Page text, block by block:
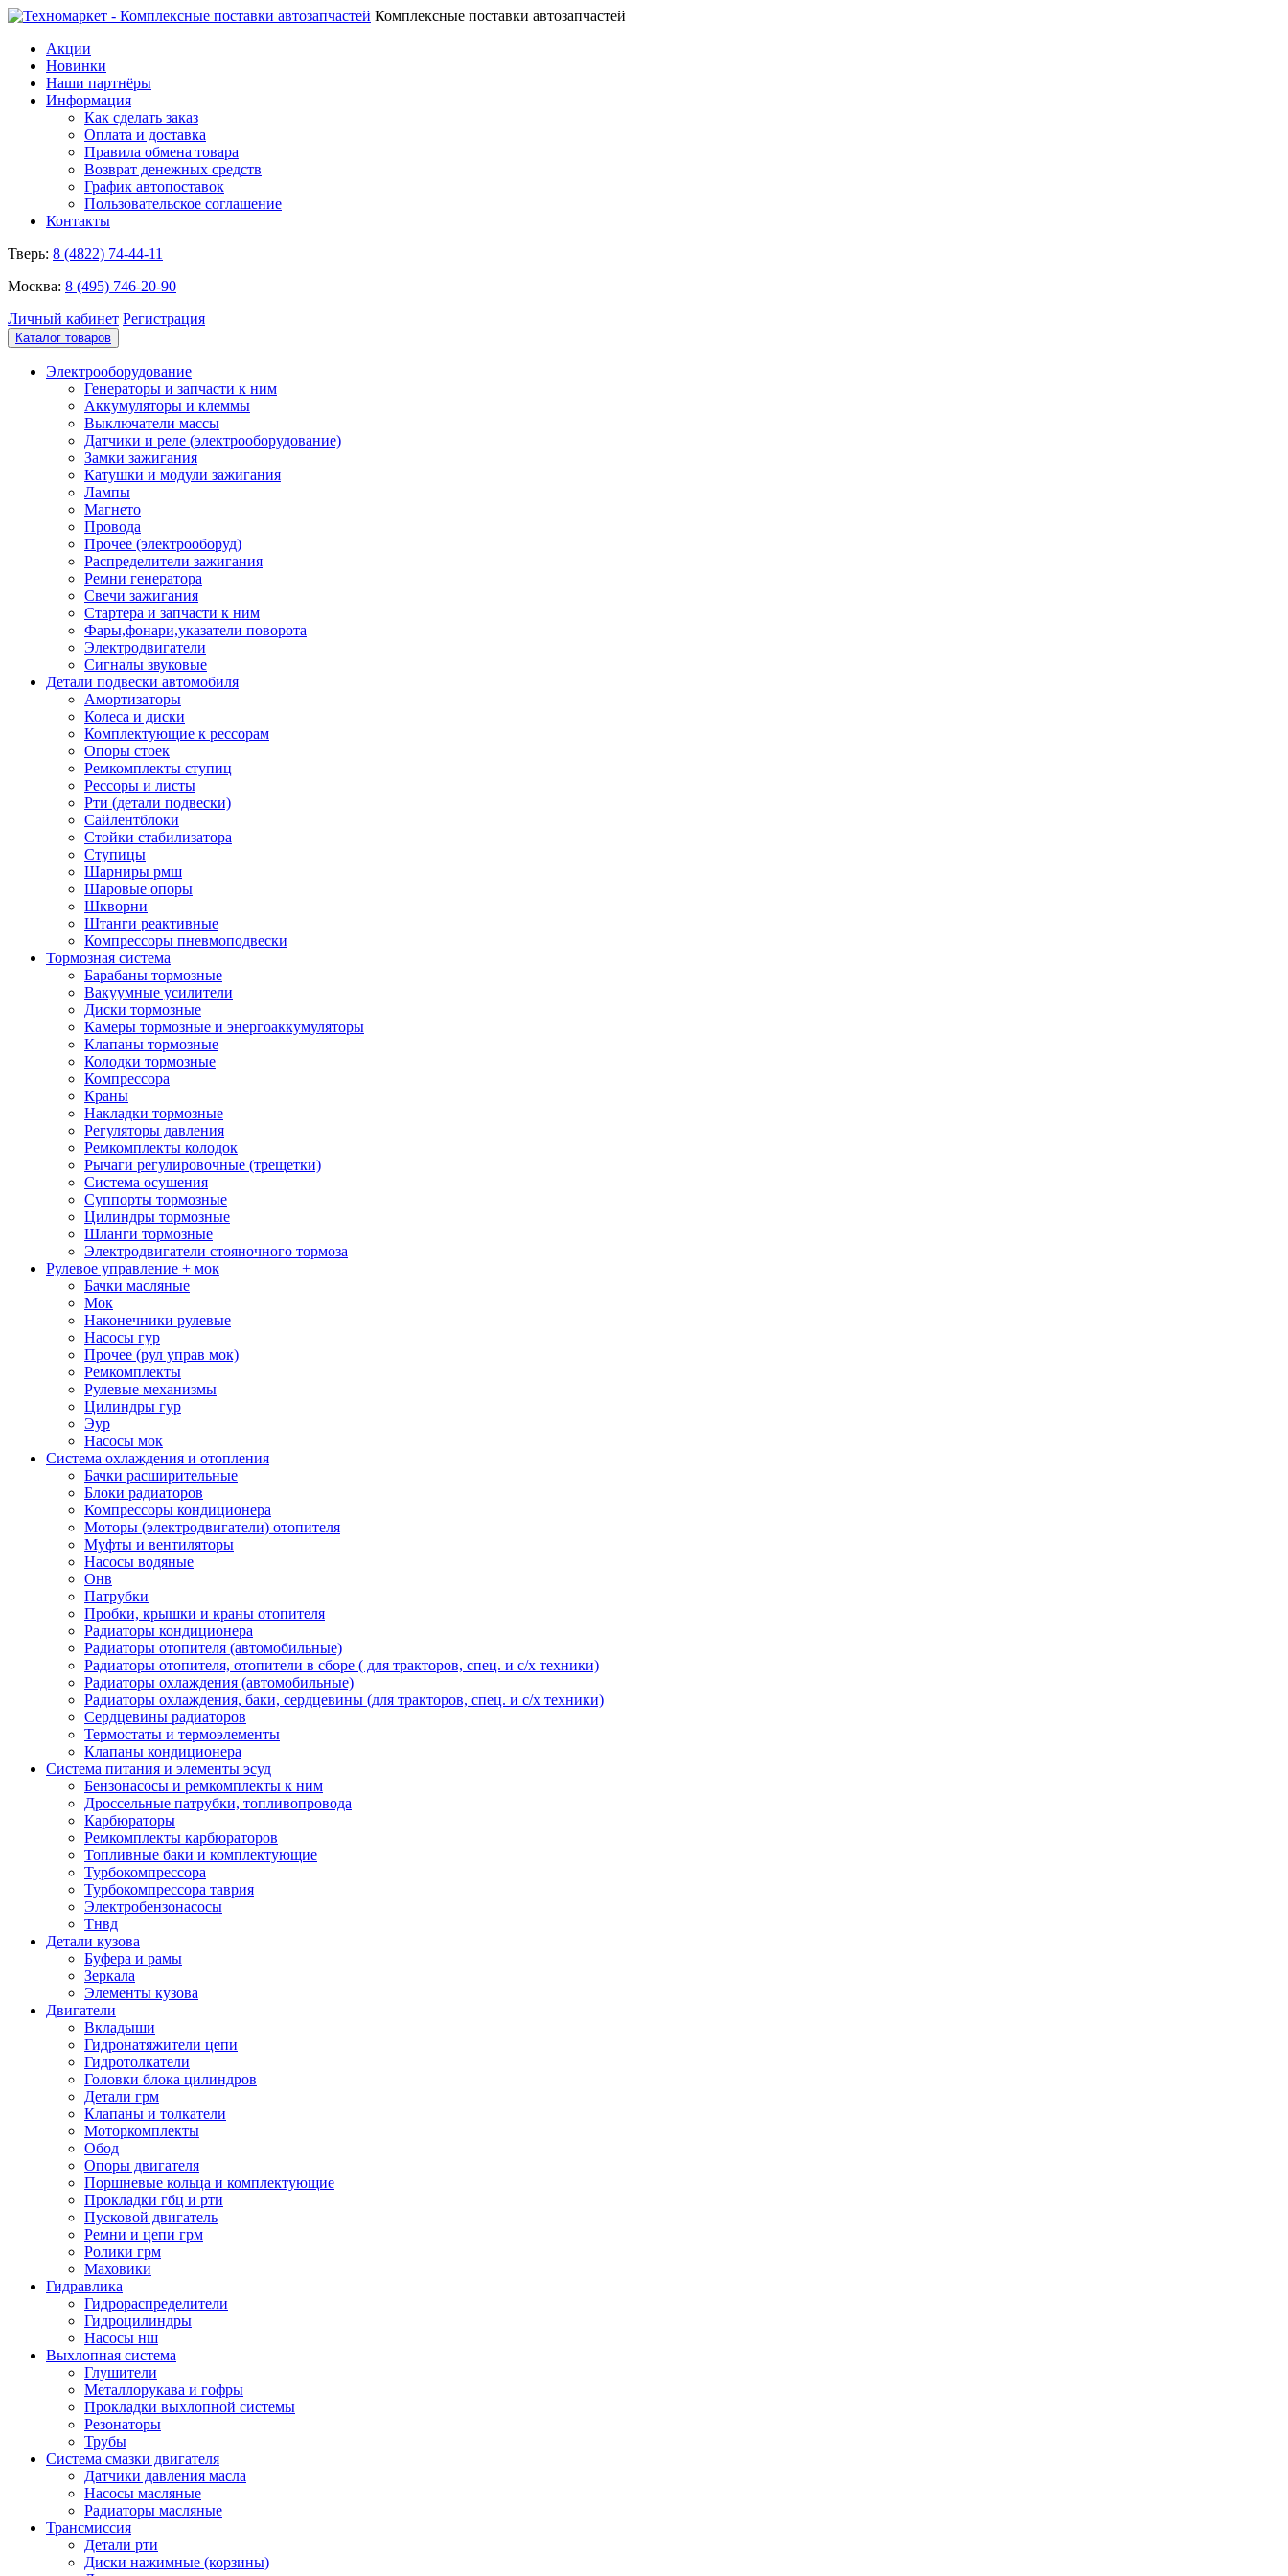
Комплексные поставки автозапчастей
Акции
Новинки
Наши партнёры
Информация
Как сделать заказ
Оплата и доставка
Правила обмена товара
Возврат денежных средств
График автопоставок
Пользовательское соглашение
Контакты
Тверь: 8 (4822) 74-44-11
Москва: 8 (495) 746-20-90
Личный кабинет Регистрация
Каталог товаров
Электрооборудование
Генераторы и запчасти к ним
Аккумуляторы и клеммы
Выключатели массы
Датчики и реле (электрооборудование)
Замки зажигания
Катушки и модули зажигания
Лампы
Магнето
Провода
Прочее (электрооборуд)
Распределители зажигания
Ремни генератора
Свечи зажигания
Стартера и запчасти к ним
Фары,фонари,указатели поворота
Электродвигатели
Сигналы звуковые
Детали подвески автомобиля
Амортизаторы
Колеса и диски
Комплектующие к рессорам
Опоры стоек
Ремкомплекты ступиц
Рессоры и листы
Рти (детали подвески)
Сайлентблоки
Стойки стабилизатора
Ступицы
Шарниры рмш
Шаровые опоры
Шкворни
Штанги реактивные
Компрессоры пневмоподвески
Тормозная система
Барабаны тормозные
Вакуумные усилители
Диски тормозные
Камеры тормозные и энергоаккумуляторы
Клапаны тормозные
Колодки тормозные
Компрессора
Краны
Накладки тормозные
Регуляторы давления
Ремкомплекты колодок
Рычаги регулировочные (трещетки)
Система осушения
Суппорты тормозные
Цилиндры тормозные
Шланги тормозные
Электродвигатели стояночного тормоза
Рулевое управление + мок
Бачки масляные
Мок
Наконечники рулевые
Насосы гур
Прочее (рул управ мок)
Ремкомплекты
Рулевые механизмы
Цилиндры гур
Эур
Насосы мок
Система охлаждения и отопления
Бачки расширительные
Блоки радиаторов
Компрессоры кондиционера
Моторы (электродвигатели) отопителя
Муфты и вентиляторы
Насосы водяные
Онв
Патрубки
Пробки, крышки и краны отопителя
Радиаторы кондиционера
Радиаторы отопителя (автомобильные)
Радиаторы отопителя, отопители в сборе ( для тракторов, спец. и с/х техники)
Радиаторы охлаждения (автомобильные)
Радиаторы охлаждения, баки, сердцевины (для тракторов, спец. и с/х техники)
Сердцевины радиаторов
Термостаты и термоэлементы
Клапаны кондиционера
Система питания и элементы эсуд
Бензонасосы и ремкомплекты к ним
Дроссельные патрубки, топливопровода
Карбюраторы
Ремкомплекты карбюраторов
Топливные баки и комплектующие
Турбокомпрессора
Турбокомпрессора таврия
Электробензонасосы
Тнвд
Детали кузова
Буфера и рамы
Зеркала
Элементы кузова
Двигатели
Вкладыши
Гидронатяжители цепи
Гидротолкатели
Головки блока цилиндров
Детали грм
Клапаны и толкатели
Моторкомплекты
Обод
Опоры двигателя
Поршневые кольца и комплектующие
Прокладки гбц и рти
Пусковой двигатель
Ремни и цепи грм
Ролики грм
Маховики
Гидравлика
Гидрораспределители
Гидроцилиндры
Насосы нш
Выхлопная система
Глушители
Металлорукава и гофры
Прокладки выхлопной системы
Резонаторы
Трубы
Система смазки двигателя
Датчики давления масла
Насосы масляные
Радиаторы масляные
Трансмиссия
Детали рти
Диски нажимные (корзины)